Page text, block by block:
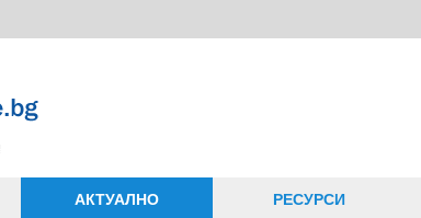
АКТУАЛНО РЕСУРСИ